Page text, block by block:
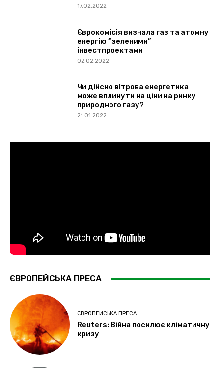
17.02.2022
Єврокомісія визнала газ та атомну
енергію “зеленими”
інвестпроектами
02.02.2022
Чи дійсно вітрова енергетика
може вплинути на ціни на ринку
природного газу?
21.01.2022
ЄВРОПЕЙСЬКА ПРЕСА
ЄВРОПЕЙСЬКА ПРЕСА
Reuters: Війна посилює кліматичну
кризу